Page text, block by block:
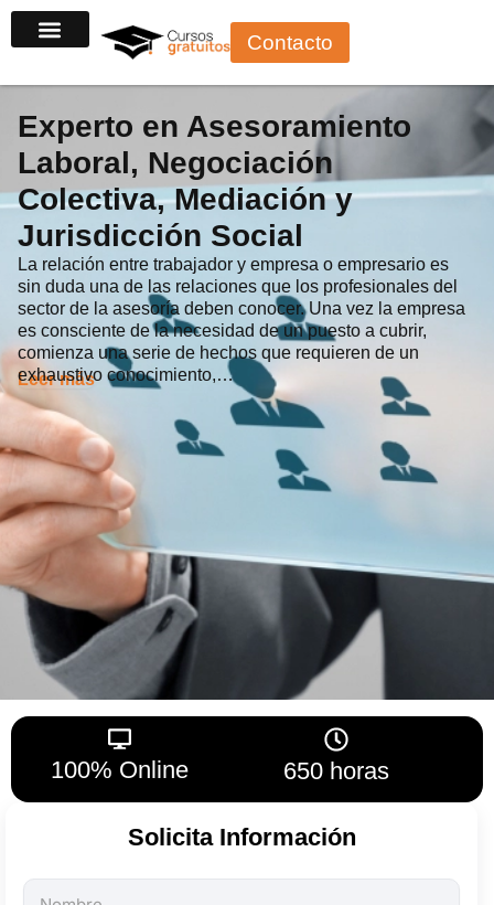
al
Contacto
Experto en Asesoramiento
Laboral, Negociación
Colectiva, Mediación y
Jurisdicción Social
La relación entre trabajador y empresa o empresario es
sin duda una de las relaciones que los profesionales del
sector de la asesoría deben conocer. Una vez la empresa
es consciente de la necesidad de un puesto a cubrir,
comienza una serie de hechos que requieren de un
exhaustivo conocimiento,…
Leer más
100% Online 650 horas
Solicita Información
Todos